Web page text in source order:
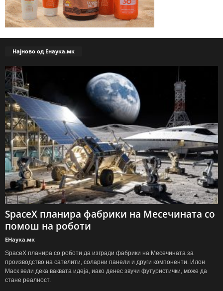
Најново од Енаука.мк
SpaceX планира фабрики на Месечината со
помош на роботи
ЕНаука.мк
SpaceX планира со роботи да изгради фабрики на Месечината за
производство на сателити, соларни панели и други компоненти. Илон
Маск вели дека ваквата идеја, иако денес звучи футуристички, може да
стане реалност.